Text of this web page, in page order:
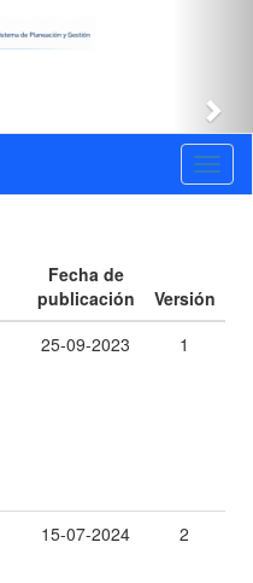
Fecha de
publicación
Versión
25-09-2023 1
15-07-2024 2